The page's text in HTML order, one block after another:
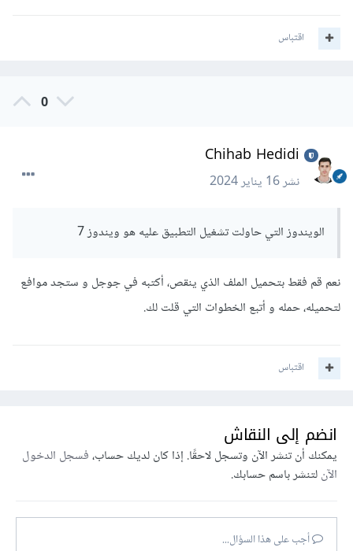
اقتباس
0
Chihab Hedidi
نشر16 يناير 2024
الويندوز التي حاولت تشغيل التطبيق عليه هو ويندوز 7
نعم قم فقط بتحميل الملف الذي ينقص، أكتبه في جوجل و ستجد موافع
لتحميله، حمله و أتبع الخطوات التي قلت لك.
اقتباس
انضم إلى النقاش
يمكنك أن تنشر الآن وتسجل لاحقًا. إذا كان لديك حساب،فسجل الدخول
الآنلتنشر باسم حسابك.
أجب على هذا السؤال...